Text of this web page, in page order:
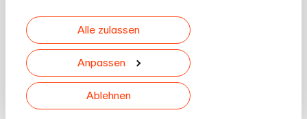
Informationen möglicherweise mit weiteren Daten
zusammen, die Sie ihnen bereitgestellt haben oder
die sie im Rahmen Ihrer Nutzung der Dienste
gesammelt haben.
Alle zulassen
Anpassen
Ablehnen